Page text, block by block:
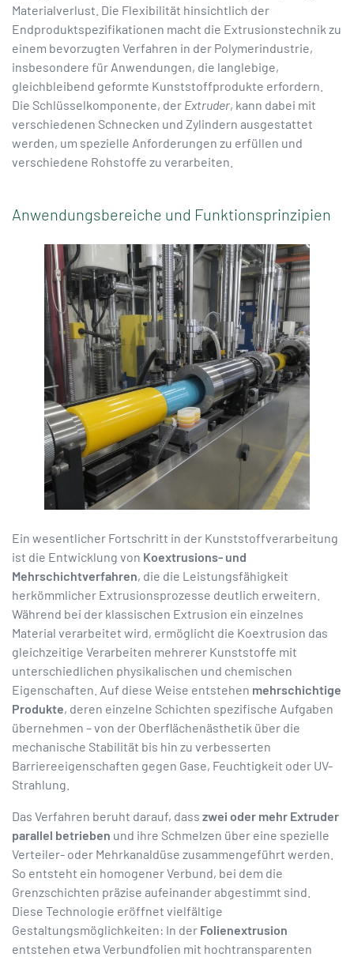
Materialverlust. Die Flexibilität hinsichtlich der
Endproduktspezifikationen macht die Extrusionstechnik zu
einem bevorzugten Verfahren in der Polymerindustrie,
insbesondere für Anwendungen, die langlebige,
gleichbleibend geformte Kunststoffprodukte erfordern.
Die Schlüsselkomponente, der Extruder, kann dabei mit
verschiedenen Schnecken und Zylindern ausgestattet
werden, um spezielle Anforderungen zu erfüllen und
verschiedene Rohstoffe zu verarbeiten.
Anwendungsbereiche und Funktionsprinzipien
Ein wesentlicher Fortschritt in der Kunststoffverarbeitung
ist die Entwicklung von Koextrusions- und
Mehrschichtverfahren, die die Leistungsfähigkeit
herkömmlicher Extrusionsprozesse deutlich erweitern.
Während bei der klassischen Extrusion ein einzelnes
Material verarbeitet wird, ermöglicht die Koextrusion das
gleichzeitige Verarbeiten mehrerer Kunststoffe mit
unterschiedlichen physikalischen und chemischen
Eigenschaften. Auf diese Weise entstehen mehrschichtige
Produkte, deren einzelne Schichten spezifische Aufgaben
übernehmen – von der Oberflächenästhetik über die
mechanische Stabilität bis hin zu verbesserten
Barriereeigenschaften gegen Gase, Feuchtigkeit oder UV-
Strahlung.
Das Verfahren beruht darauf, dass zwei oder mehr Extruder
parallel betrieben und ihre Schmelzen über eine spezielle
Verteiler- oder Mehrkanaldüse zusammengeführt werden.
So entsteht ein homogener Verbund, bei dem die
Grenzschichten präzise aufeinander abgestimmt sind.
Diese Technologie eröffnet vielfältige
Gestaltungsmöglichkeiten: In der Folienextrusion
entstehen etwa Verbundfolien mit hochtransparenten